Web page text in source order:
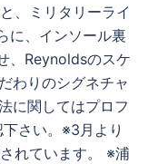
、ミリタリーライ
に、インソール裏
、Reynoldsのスケ
わりのシグネチャ
に関してはプロフ
さい。※3月より
れています。 ※浦